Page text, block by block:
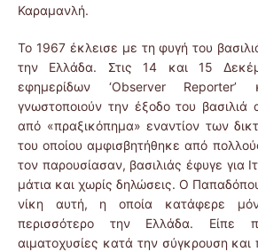
Καραμανλή.
Το 1967 έκλεισε με τη φυγή του
την Ελλάδα. Στις 14 και 15
εφημερίδων ‘Observer Reporter’
γνωστοποιούν την έξοδο του
από «πραξικόπημα» εναντίον των
του οποίου αμφισβητήθηκε από
τον παρουσίασαν, βασιλιάς έφυγε για
μάτια και χωρίς δηλώσεις. Ο
νίκη αυτή, η οποία κατάφερε
περισσότερο την Ελλάδα. Είπε
αιματοχυσίες κατά την σύγκρουση και